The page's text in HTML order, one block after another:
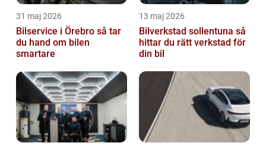
31 maj 2026
Bilservice i Örebro så tar
du hand om bilen
smartare
13 maj 2026
Bilverkstad sollentuna så
hittar du rätt verkstad för
din bil